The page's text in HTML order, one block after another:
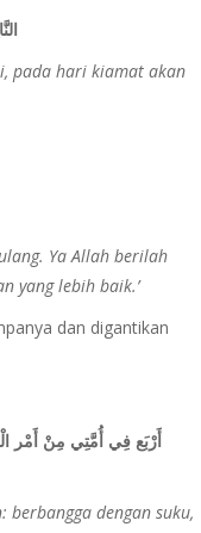
pada hari kiamat akan
Ya Allah berilah
yang lebih baik.’
dan digantikan
أَرْبَع فِي أُمَّتِي مِنْ أَمْر
dengan suku,